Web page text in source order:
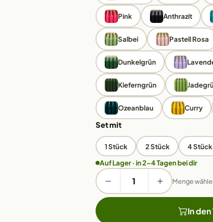
Pink Anthrazit
Salbei Pastell Rosa
Dunkelgrün
Kieferngrün
Ozeanblau Curry
Set mit
1 Stück 2 Stück 4 Stück
Auf Lager · in 2–4 Tagen bei dir
Menge
In